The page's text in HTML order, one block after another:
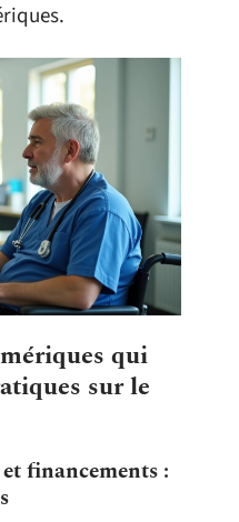
qui
sur le
financements :